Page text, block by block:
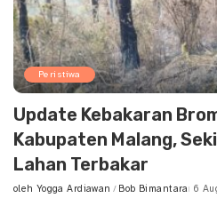
Peristiwa
Update Kebakaran
Kabupaten Malang,
Lahan Terbakar
Posted
oleh Yogga Ardiawan Bob Bimantara 6